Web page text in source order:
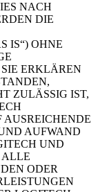
NACH
DIE
IS“) OHNE
ERKLÄREN
ZULÄSSIG IST,
AUFWAND
UND
ALLE
ODER